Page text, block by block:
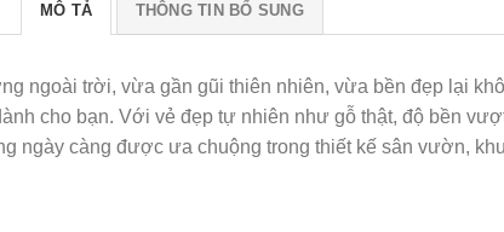
MÔ TẢ THÔNG TIN BỔ SUNG
ngoài trời, vừa gần gũi thiên nhiên, vừa bền đẹp lại
cho bạn. Với vẻ đẹp tự nhiên như gỗ thật, độ bền
ngày càng được ưa chuộng trong thiết kế sân vườn,